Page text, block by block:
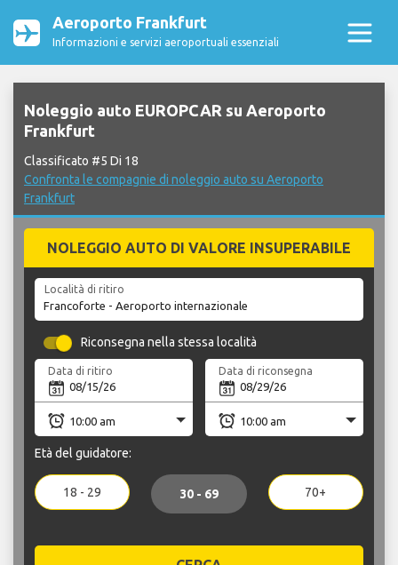
Aeroporto Frankfurt
Informazioni e servizi aeroportuali essenziali
Noleggio auto EUROPCAR su Aeroporto
Frankfurt
Classificato #5 Di 18
Confronta le compagnie di noleggio auto su Aeroporto
Frankfurt
NOLEGGIO AUTO DI VALORE INSUPERABILE
Località di ritiro
Riconsegna nella stessa località
Data di ritiro Data di riconsegna
Età del guidatore:
18 - 29 30 - 69 70+